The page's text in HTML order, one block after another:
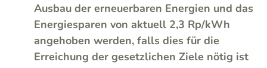
Ausbau der erneuerbaren Energien und das
Energiesparen von aktuell 2,3 Rp/kWh
angehoben werden, falls dies für die
Erreichung der gesetzlichen Ziele nötig ist